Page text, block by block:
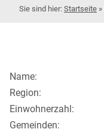
Startseite »
Name:
Region:
Einwohnerzahl:
Gemeinden: